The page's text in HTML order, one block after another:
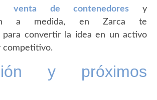
venta de contenedoresy
a medida, en Zarca te
para convertir la idea en un activo
competitivo.
y próximos